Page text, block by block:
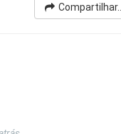
Compartilhar...